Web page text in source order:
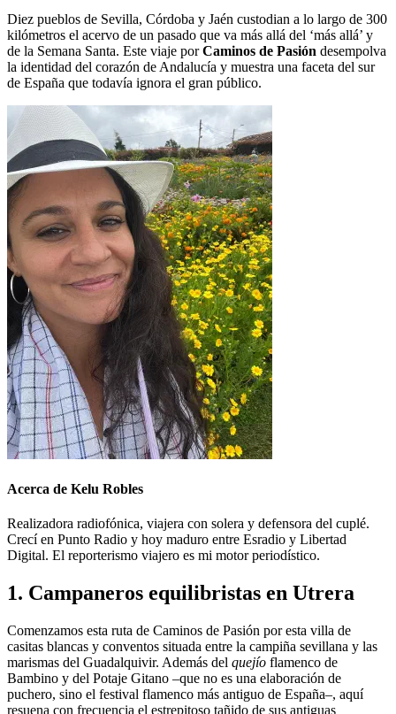
Diez pueblos de Sevilla, Córdoba y Jaén custodian a lo largo de 300
kilómetros el acervo de un pasado que va más allá del ‘más allá’ y
de la Semana Santa. Este viaje porCaminos de Pasión desempolva
la identidad del corazón de Andalucía y muestra una faceta del sur
de España que todavía ignora el gran público.
Acerca de Kelu Robles
Realizadora radiofónica, viajera con solera y defensora del cuplé.
Crecí en Punto Radio y hoy maduro entre Esradio y Libertad
Digital. El reporterismo viajero es mi motor periodístico.
1. Campaneros equilibristas en Utrera
Comenzamos esta ruta de Caminos de Pasión por esta villa de
casitas blancas y conventos situada entre la campiña sevillana y las
marismas del Guadalquivir. Además del quejío flamenco de
Bambino y del Potaje Gitano –que no es una elaboración de
puchero, sino el festival flamenco más antiguo de España–, aquí
resuena con frecuencia el estrepitoso tañido de sus antiguas